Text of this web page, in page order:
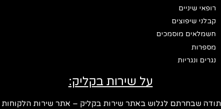
רופאי שיניים
קבלני שיפוצים
חשמלאים מוסמכים
מספרות
נגרים ונגריות
על שירות בקליק:
שבחרתם לגלוש באתר שירות בקליק – אתר שירות הלקוחות